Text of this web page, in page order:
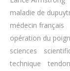
maladie de
médecin français
opération du
sciences
technique
tendon